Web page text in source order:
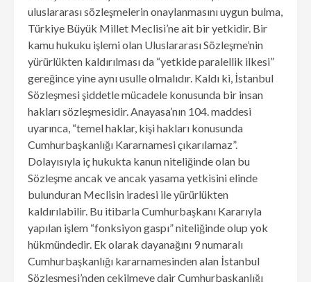
uluslararası sözleşmelerin onaylanmasını uygun bulma,
Türkiye Büyük Millet Meclisi’ne ait bir yetkidir. Bir
kamu hukuku işlemi olan Uluslararası Sözleşme’nin
yürürlükten kaldırılması da “yetkide paralellik ilkesi”
gereğince yine aynı usulle olmalıdır. Kaldı ki, İstanbul
Sözleşmesi şiddetle mücadele konusunda bir insan
hakları sözleşmesidir. Anayasa’nın 104. maddesi
uyarınca, “temel haklar, kişi hakları konusunda
Cumhurbaşkanlığı Kararnamesi çıkarılamaz”.
Dolayısıyla iç hukukta kanun niteliğinde olan bu
Sözleşme ancak ve ancak yasama yetkisini elinde
bulunduran Meclisin iradesi ile yürürlükten
kaldırılabilir. Bu itibarla Cumhurbaşkanı Kararıyla
yapılan işlem “fonksiyon gaspı” niteliğinde olup yok
hükmündedir. Ek olarak dayanağını 9 numaralı
Cumhurbaşkanlığı kararnamesinden alan İstanbul
Sözleşmesi’nden çekilmeye dair Cumhurbaşkanlığı